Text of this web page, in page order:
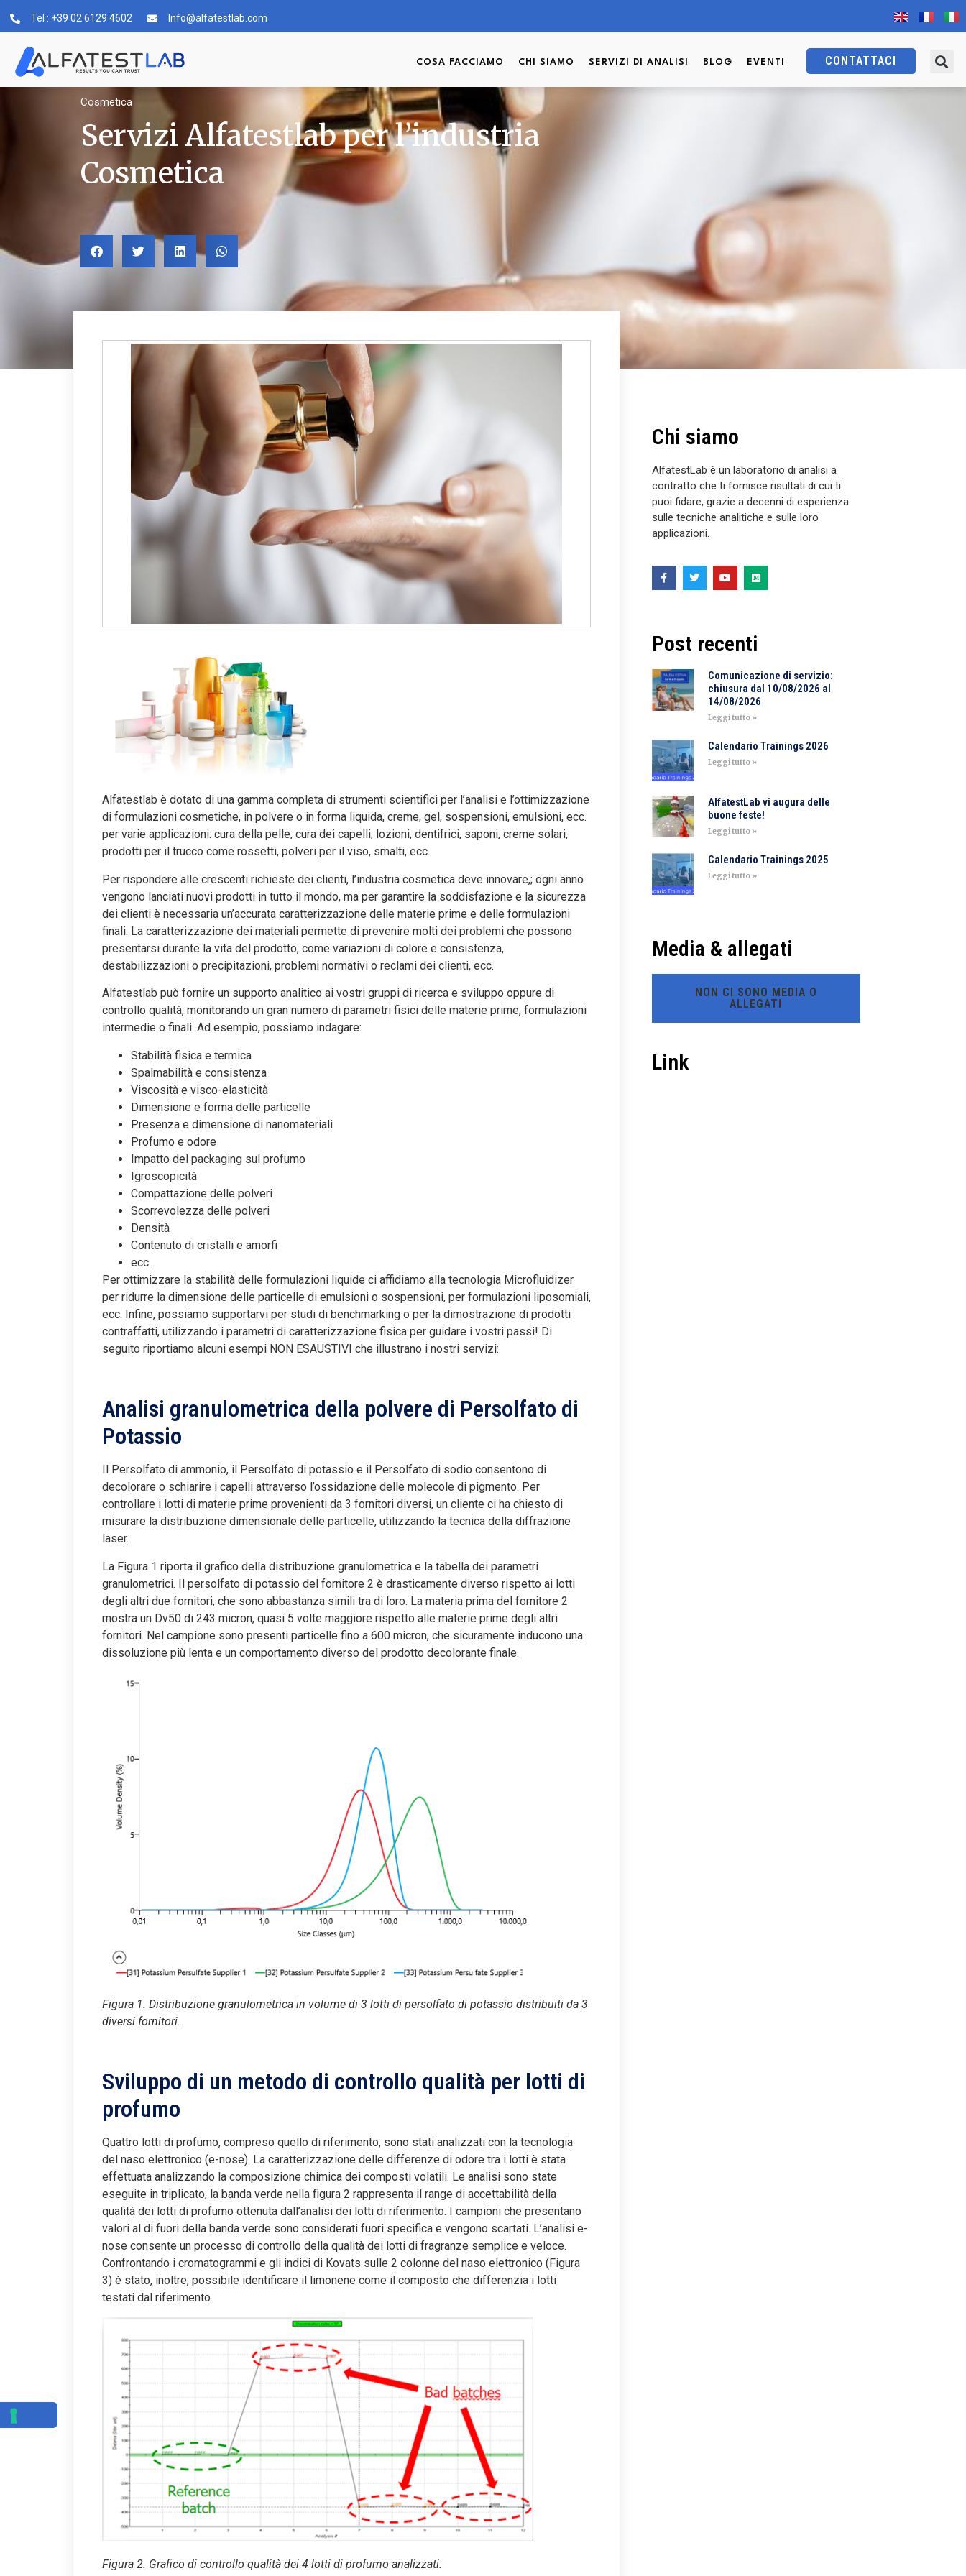
Tel : +39 02 6129 4602 Info@alfatestlab.com
COSA FACCIAMO CHI SIAMO SERVIZI DI ANALISI BLOG EVENTI CONTATTACI
Cosmetica
Servizi Alfatestlab per l’industria
Cosmetica
Alfatestlab è dotato di una gamma completa di strumenti scientifici per l’analisi e l’ottimizzazione
di formulazioni cosmetiche, in polvere o in forma liquida, creme, gel, sospensioni, emulsioni, ecc.
per varie applicazioni: cura della pelle, cura dei capelli, lozioni, dentifrici, saponi, creme solari,
prodotti per il trucco come rossetti, polveri per il viso, smalti, ecc.
Per rispondere alle crescenti richieste dei clienti, l’industria cosmetica deve innovare,; ogni anno
vengono lanciati nuovi prodotti in tutto il mondo, ma per garantire la soddisfazione e la sicurezza
dei clienti è necessaria un’accurata caratterizzazione delle materie prime e delle formulazioni
finali. La caratterizzazione dei materiali permette di prevenire molti dei problemi che possono
presentarsi durante la vita del prodotto, come variazioni di colore e consistenza,
destabilizzazioni o precipitazioni, problemi normativi o reclami dei clienti, ecc.
Alfatestlab può fornire un supporto analitico ai vostri gruppi di ricerca e sviluppo oppure di
controllo qualità, monitorando un gran numero di parametri fisici delle materie prime, formulazioni
intermedie o finali. Ad esempio, possiamo indagare:
Stabilità fisica e termica
Spalmabilità e consistenza
Viscosità e visco-elasticità
Dimensione e forma delle particelle
Presenza e dimensione di nanomateriali
Profumo e odore
Impatto del packaging sul profumo
Igroscopicità
Compattazione delle polveri
Scorrevolezza delle polveri
Densità
Contenuto di cristalli e amorfi
ecc.
Per ottimizzare la stabilità delle formulazioni liquide ci affidiamo alla tecnologia Microfluidizer
per ridurre la dimensione delle particelle di emulsioni o sospensioni, per formulazioni liposomiali,
ecc. Infine, possiamo supportarvi per studi di benchmarking o per la dimostrazione di prodotti
contraffatti, utilizzando i parametri di caratterizzazione fisica per guidare i vostri passi! Di
seguito riportiamo alcuni esempi NON ESAUSTIVI che illustrano i nostri servizi:
Analisi granulometrica della polvere di Persolfato di
Potassio
Il Persolfato di ammonio, il Persolfato di potassio e il Persolfato di sodio consentono di
decolorare o schiarire i capelli attraverso l’ossidazione delle molecole di pigmento. Per
controllare i lotti di materie prime provenienti da 3 fornitori diversi, un cliente ci ha chiesto di
misurare la distribuzione dimensionale delle particelle, utilizzando la tecnica della diffrazione
laser.
La Figura 1 riporta il grafico della distribuzione granulometrica e la tabella dei parametri
granulometrici. Il persolfato di potassio del fornitore 2 è drasticamente diverso rispetto ai lotti
degli altri due fornitori, che sono abbastanza simili tra di loro. La materia prima del fornitore 2
mostra un Dv50 di 243 micron, quasi 5 volte maggiore rispetto alle materie prime degli altri
fornitori. Nel campione sono presenti particelle fino a 600 micron, che sicuramente inducono una
dissoluzione più lenta e un comportamento diverso del prodotto decolorante finale.
Figura 1. Distribuzione granulometrica in volume di 3 lotti di persolfato di potassio distribuiti da 3
diversi fornitori.
Sviluppo di un metodo di controllo qualità per lotti di
profumo
Quattro lotti di profumo, compreso quello di riferimento, sono stati analizzati con la tecnologia
del naso elettronico (e-nose). La caratterizzazione delle differenze di odore tra i lotti è stata
effettuata analizzando la composizione chimica dei composti volatili. Le analisi sono state
eseguite in triplicato, la banda verde nella figura 2 rappresenta il range di accettabilità della
qualità dei lotti di profumo ottenuta dall’analisi dei lotti di riferimento. I campioni che presentano
valori al di fuori della banda verde sono considerati fuori specifica e vengono scartati. L’analisi e-
nose consente un processo di controllo della qualità dei lotti di fragranze semplice e veloce.
Confrontando i cromatogrammi e gli indici di Kovats sulle 2 colonne del naso elettronico (Figura
3) è stato, inoltre, possibile identificare il limonene come il composto che differenzia i lotti
testati dal riferimento.
Figura 2. Grafico di controllo qualità dei 4 lotti di profumo analizzati.
Chi siamo
AlfatestLab è un laboratorio di analisi a
contratto che ti fornisce risultati di cui ti
puoi fidare, grazie a decenni di esperienza
sulle tecniche analitiche e sulle loro
applicazioni.
Post recenti
Comunicazione di servizio:
chiusura dal 10/08/2026 al
14/08/2026
Leggi tutto »
Calendario Trainings 2026
Leggi tutto »
AlfatestLab vi augura delle
buone feste!
Leggi tutto »
Calendario Trainings 2025
Leggi tutto »
Media & allegati
NON CI SONO MEDIA O
ALLEGATI
Link